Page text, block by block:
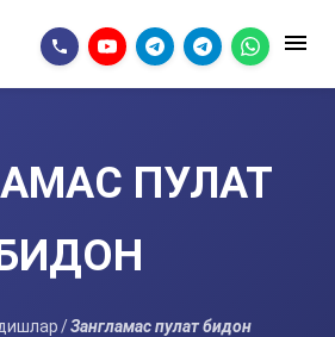
ПУЛАТ
/Зангламас пулат бидон